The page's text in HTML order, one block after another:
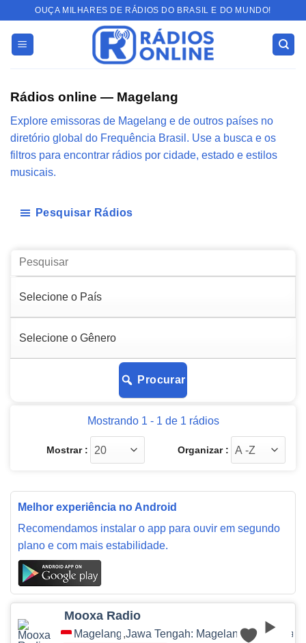
content
OUÇA MILHARES DE RÁDIOS DO BRASIL E DO MUNDO!
Rádios online — Magelang
Explore emissoras de Magelang e de outros países no
diretório global do Frequência Brasil. Use a busca e os
filtros para encontrar rádios por cidade, estado e estilos
musicais.
Pesquisar Rádios
Procurar
Mostrando 1 - 1 de 1 rádios
Mostrar : Organizar :
Melhor experiência no Android
Recomendamos instalar o app para ouvir em segundo
plano e com mais estabilidade.
Mooxa Radio
Magelang ,Jawa Tengah: Magelang Indonésia